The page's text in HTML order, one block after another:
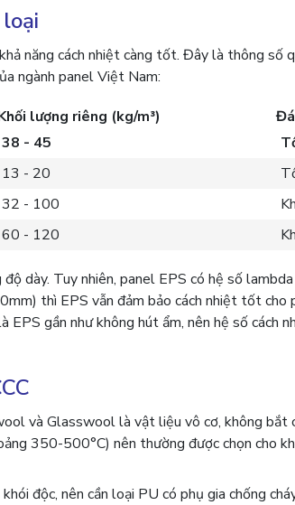
năng cách nhiệt càng tốt. Đây là thông số
ngành panel Việt Nam:
lượng riêng (kg/m³)
38 - 45
13 - 20
32 - 100
60 - 120
dày. Tuy nhiên, panel EPS có hệ số
thì EPS vẫn đảm bảo cách nhiệt tốt cho
gần như không hút ẩm, nên hệ số cách
và Glasswool là vật liệu vô cơ, không bắt
350-500°C) nên thường được chọn cho
độc, nên cần loại PU có phụ gia chống